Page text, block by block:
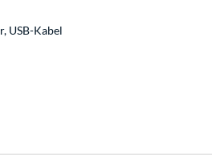
USB-Kabel